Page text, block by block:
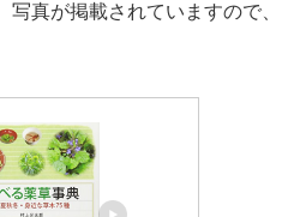
写真が掲載されていますので、